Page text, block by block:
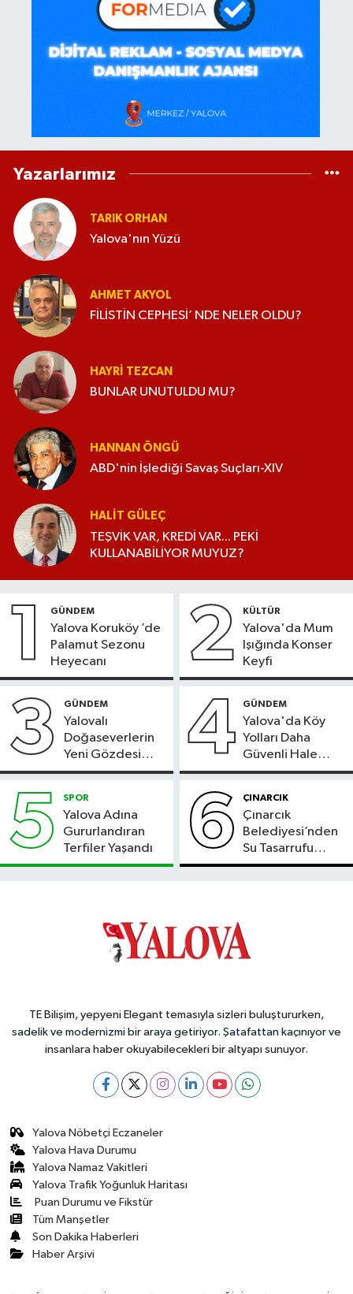
Yazarlarımız
TARIK ORHAN
Yalova'nın Yüzü
AHMET AKYOL
FİLİSTİN CEPHESİ’ NDE NELER OLDU?
HAYRI TEZCAN
BUNLAR UNUTULDU MU?
HANNAN ÖNGÜ
ABD'nin İşlediği Savaş Suçları-XIV
HALIT GÜLEÇ
TEŞVİK VAR, KREDİ VAR... PEKİ
KULLANABİLİYOR MUYUZ?
1 GÜNDEM
Yalova Koruköy ’de
Palamut Sezonu
Heyecanı
2 KÜLTÜR
Yalova'da Mum
Işığında Konser
Keyfi
3 GÜNDEM
Yalovalı
Doğaseverlerin
Yeni Gözdesi
Bolu'daki Meyve
4 GÜNDEM
Yalova'da Köy
Yolları Daha
Güvenli Hale
Geliyor
5 SPOR
Yalova Adına
Gururlandıran
Terfiler Yaşandı
6 ÇINARCIK
Çınarcık
Belediyesi’nden
Su Tasarrufu
Çağrısı
TE Bilişim, yepyeni Elegant temasıyla sizleri buluştururken,
sadelik ve modernizmi bir araya getiriyor. Şatafattan kaçınıyor ve
insanlara haber okuyabilecekleri bir altyapı sunuyor.
Yalova Nöbetçi Eczaneler
Yalova Hava Durumu
Yalova Namaz Vakitleri
Yalova Trafik Yoğunluk Haritası
Puan Durumu ve Fikstür
Tüm Manşetler
Son Dakika Haberleri
Haber Arşivi